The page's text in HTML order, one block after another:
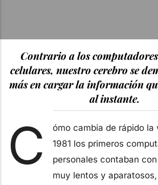
Contrario a los
celulares, nuestro cerebro se
más en cargar la información
al instante.
C
ómo cambia de rápido la
1981 los primeros
personales contaban
muy lentos y